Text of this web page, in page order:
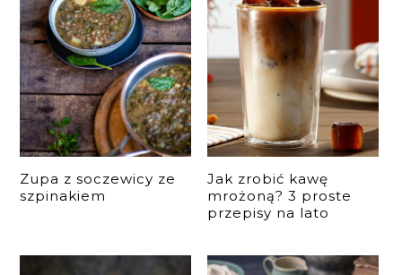
Zupa z soczewicy ze
szpinakiem
Jak zrobić kawę
mrożoną? 3 proste
przepisy na lato